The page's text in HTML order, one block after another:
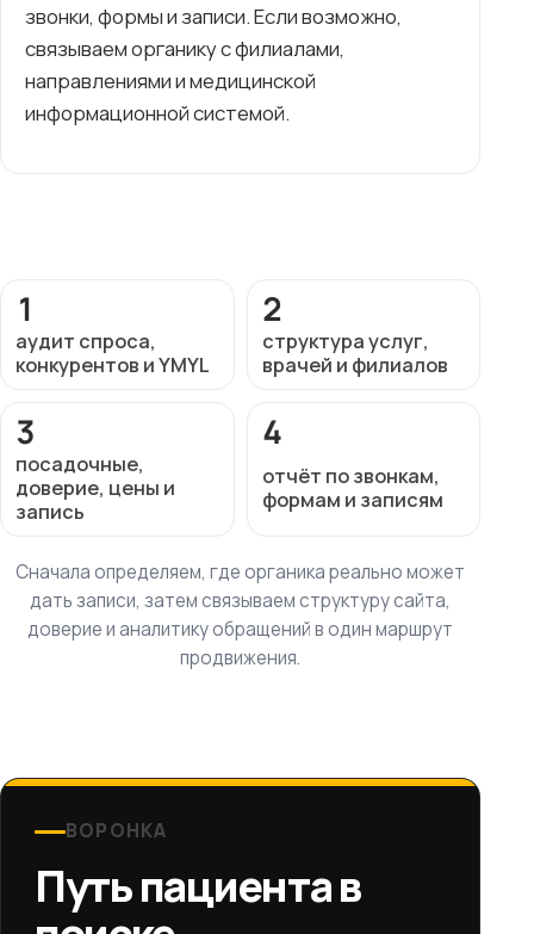
звонки, формы и записи. Если возможно,
связываем органику с филиалами,
направлениями и медицинской
информационной системой.
1
аудит спроса,
конкурентов и YMYL
2
структура услуг,
врачей и филиалов
3
посадочные,
доверие, цены и
запись
4
отчёт по звонкам,
формам и записям
Сначала определяем, где органика реально может
дать записи, затем связываем структуру сайта,
доверие и аналитику обращений в один маршрут
продвижения.
ВОРОНКА
Путь пациента в